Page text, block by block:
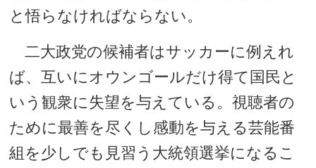
と悟らなければならない。
二大政党の候補者はサッカーに例えれ
ば、互いにオウンゴールだけ得て国民と
いう観衆に失望を与えている。視聴者の
ために最善を尽くし感動を与える芸能番
組を少しでも見習う大統領選挙になるこ